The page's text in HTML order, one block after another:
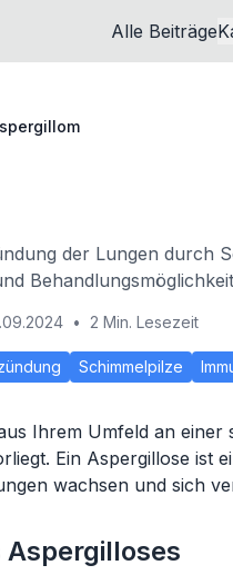
Alle Beiträge
der Lungen durch
• 2 Min. Lesezeit
Schimmelpilze
Ihrem Umfeld an einer
Ein Aspergillose ist
wachsen und sich
Aspergilloses